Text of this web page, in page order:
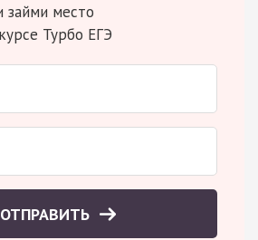
займи место
Турбо ЕГЭ
ОТПРАВИТЬ